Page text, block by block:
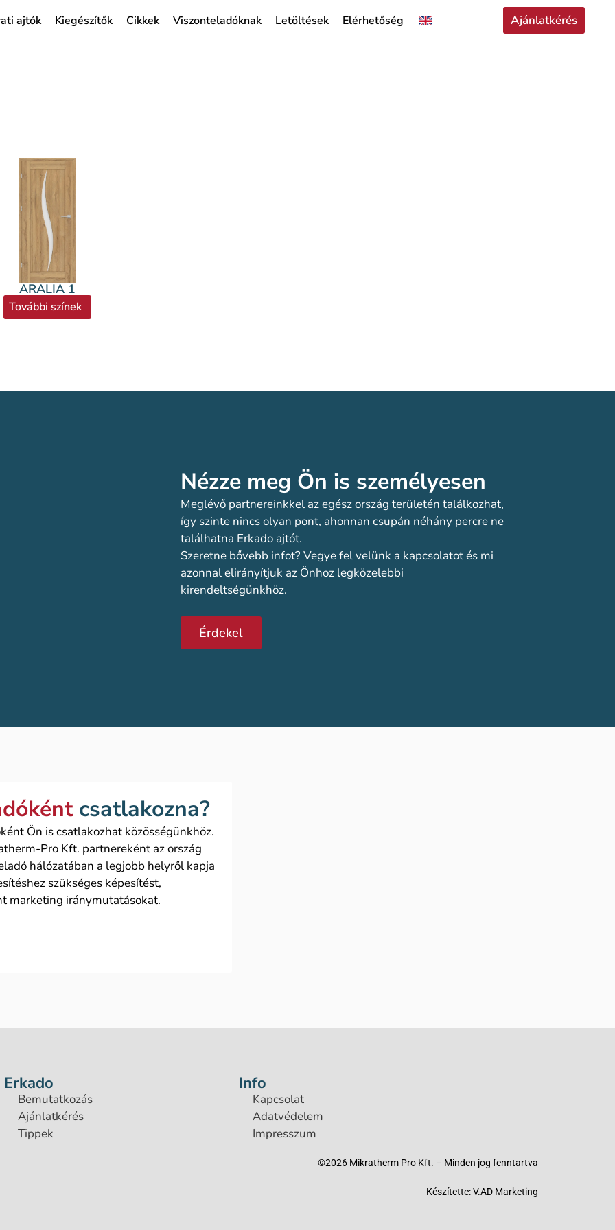
ajtók Kiegészítők Cikkek Viszonteladóknak Letöltések Elérhetőség Ajánlatkérés
ARALIA 1
További színek
Nézze meg Ön is személyesen​
Meglévő partnereinkkel az egész ország területén találkozhat,
így szinte nincs olyan pont, ahonnan csupán néhány percre ne
találhatna Erkado ajtót.
Szeretne bővebb infot? Vegye fel velünk a kapcsolatot és mi
azonnal elirányítjuk az Önhoz legközelebbi
kirendeltségünkhöz.
Érdekel
csatlakozna?
Ön is csatlakozhat közösségünkhöz.
Pro Kft. partnereként az ország
hálózatában a legjobb helyről kapja
szükséges képesítést,
marketing iránymutatásokat.
Erkado
Bemutatkozás
Ajánlatkérés
Tippek
Info
Kapcsolat
Adatvédelem
Impresszum
©2026 Mikratherm Pro Kft. – Minden jog fenntartva​
Készítette:V.AD Marketing